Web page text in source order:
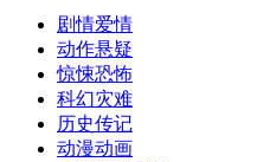
剧情爱情
动作悬疑
惊悚恐怖
科幻灾难
历史传记
动漫动画